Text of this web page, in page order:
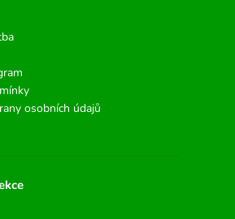
osobních údajů